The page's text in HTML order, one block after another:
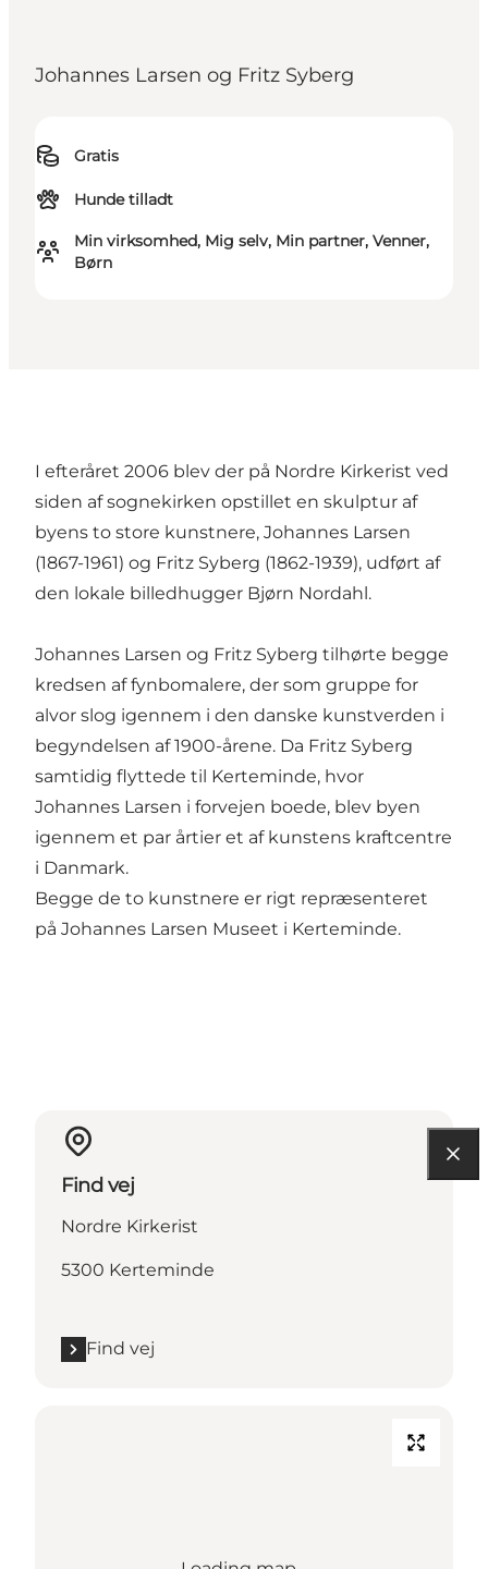
Johannes Larsen og Fritz Syberg
Gratis
Hunde tilladt
Min virksomhed, Mig selv, Min partner, Venner,
Børn
I efteråret 2006 blev der på Nordre Kirkerist ved
siden af sognekirken opstillet en skulptur af
byens to store kunstnere, Johannes Larsen
(1867-1961) og Fritz Syberg (1862-1939), udført af
den lokale billedhugger Bjørn Nordahl.
Johannes Larsen og Fritz Syberg tilhørte begge
kredsen af fynbomalere, der som gruppe for
alvor slog igennem i den danske kunstverden i
begyndelsen af 1900-årene. Da Fritz Syberg
samtidig flyttede til Kerteminde, hvor
Johannes Larsen i forvejen boede, blev byen
igennem et par årtier et af kunstens kraftcentre
i Danmark.
Begge de to kunstnere er rigt repræsenteret
på Johannes Larsen Museet i Kerteminde.
Find vej
Nordre Kirkerist
5300 Kerteminde
Find vej